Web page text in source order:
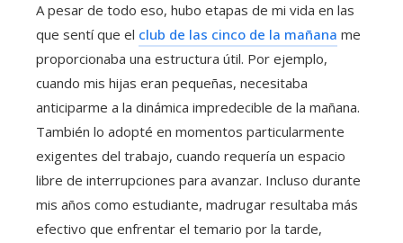
A pesar de todo eso, hubo etapas de mi vida en las
que sentí que el club de las cinco de la mañana me
proporcionaba una estructura útil. Por ejemplo,
cuando mis hijas eran pequeñas, necesitaba
anticiparme a la dinámica impredecible de la mañana.
También lo adopté en momentos particularmente
exigentes del trabajo, cuando requería un espacio
libre de interrupciones para avanzar. Incluso durante
mis años como estudiante, madrugar resultaba más
efectivo que enfrentar el temario por la tarde,